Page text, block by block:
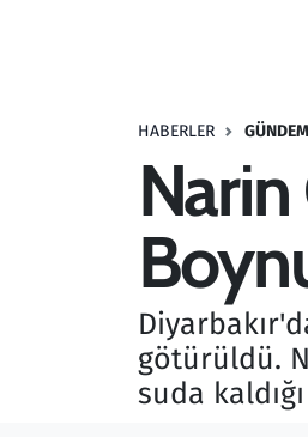
HABERLER GÜNDEM
Narin
götürüldü.
suda
Savunma Sanayi